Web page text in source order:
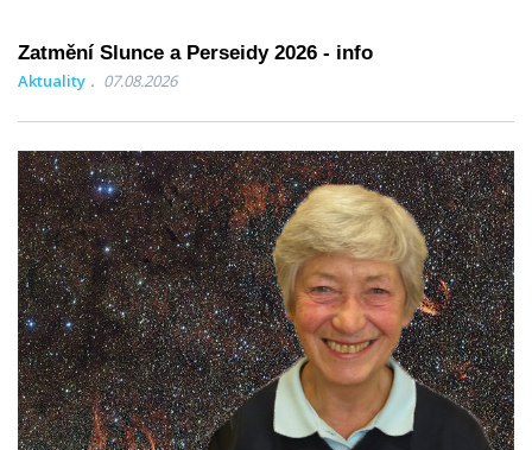
Zatmění Slunce a Perseidy 2026 - info
Aktuality 07.08.2026